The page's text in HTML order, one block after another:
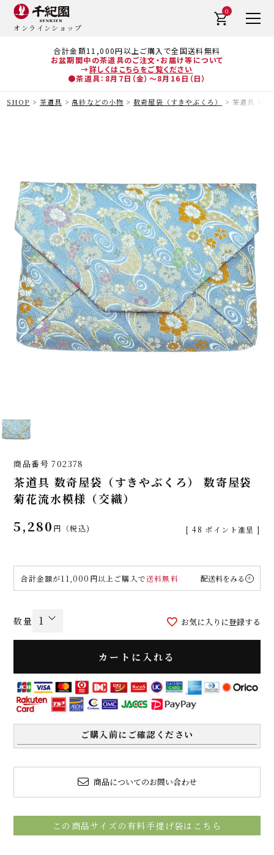
合計金額11,000円以上ご購入で全国送料無料
お盆期間中の茶道具のご注文・お届け等について
→詳しくはこちらをご覧ください
●茶道具：8月7日（金）～8月16日（日）
オンラインショップ
0
SHOP 茶道具 帛紗などの小物 数奇屋袋（すきやぶくろ） 茶道具 数
商品番号 702378
茶道具 数奇屋袋（すきやぶくろ） 数寄屋袋
菊花流水模様（交織）
5,280 税込 [ 48 ポイント進呈 ]
合計金額が11,000円以上ご購入で送料無料 配送料をみる
お気に入りに登録する
カートに入れる
ご購入前にご確認ください
商品についてのお問い合わせ
この商品サイズの有料手提げ袋はこちら